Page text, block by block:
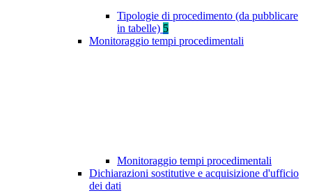
Tipologie di procedimento (da pubblicare
in tabelle) 5
Monitoraggio tempi procedimentali
Monitoraggio tempi procedimentali
Dichiarazioni sostitutive e acquisizione d'ufficio
dei dati